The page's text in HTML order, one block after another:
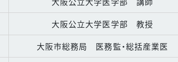
大阪公立大学医学部 教授
大阪市総務局 医務監・総括産業医